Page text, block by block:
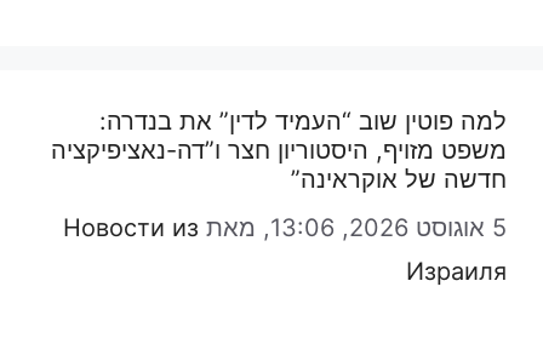
למה פוטין שוב “העמיד לדין” את בנדרה:
משפט מזויף, היסטוריון חצר ו”דה-נאציפיקציה
חדשה של אוקראינה”
5 אוגוסט 2026, 13:06,
מאת Новости из
Израиля